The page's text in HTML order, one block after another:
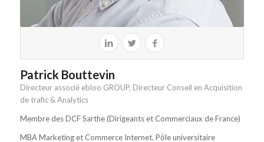
Patrick Bouttevin
Directeur associé ebloo GROUP, Directeur Conseil en Acquisition
de trafic & Analytics
Membre des DCF Sarthe (Dirigeants et Commerciaux de France)
MBA Marketing et Commerce Internet. Pôle universitaire